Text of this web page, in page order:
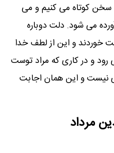
سخن کوتاه می کنیم و می
می شود. دلت دوباره
و این از لطف خدا
و در کاری که مراد توست
نیست و این همان اجابت
مرداد